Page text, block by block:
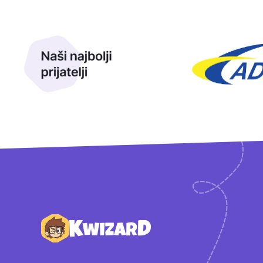
Podnožje